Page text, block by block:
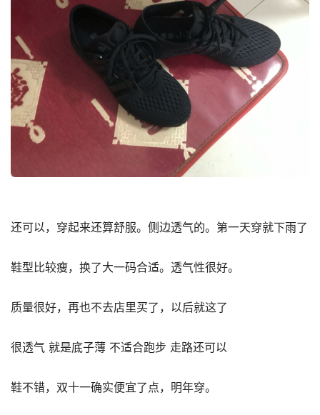
还可以，穿起来还算舒服。侧边透气的。第一天穿就下雨了️
鞋型比较瘦，换了大一码合适。透气性很好。
质量很好，再也不去店里买了，以后就这了
很透气 就是底子薄 不适合跑步 走路还可以
鞋不错，双十一确实便宜了点，明年穿。